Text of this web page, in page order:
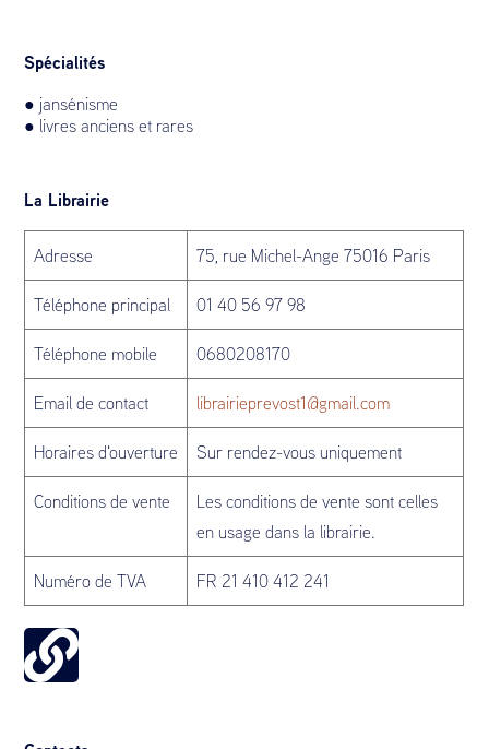
Spécialités
● jansénisme
● livres anciens et rares
La Librairie
Adresse 75, rue Michel-Ange 75016 Paris
Téléphone principal 01 40 56 97 98
Téléphone mobile 0680208170
Email de contact librairieprevost1@gmail.com
Horaires d'ouverture Sur rendez-vous uniquement
Conditions de vente
Les conditions de vente sont celles
en usage dans la librairie.
Numéro de TVA FR 21 410 412 241